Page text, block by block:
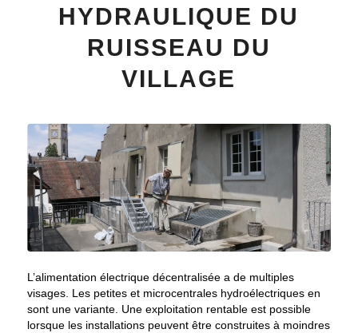
HYDRAULIQUE DU
RUISSEAU DU
VILLAGE
L’alimentation électrique décentralisée a de multiples
visages. Les petites et microcentrales hydroélectriques en
sont une variante. Une exploitation rentable est possible
lorsque les installations peuvent être construites à moindres